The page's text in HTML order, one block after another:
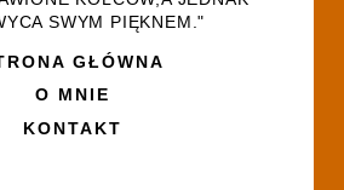
SWYM PIĘKNEM."
GŁÓWNA
O MNIE
KONTAKT